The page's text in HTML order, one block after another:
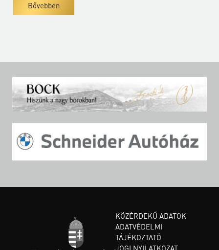
Bővebben
KÖZÉRDEKŰ ADATOK
ADATVÉDELMI
TÁJÉKOZTATÓ
JOGI NYILATKOZAT